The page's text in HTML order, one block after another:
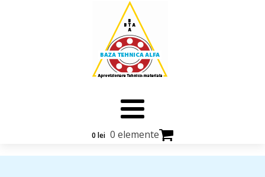
0 lei 0 elemente